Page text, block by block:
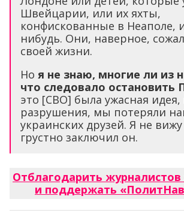
Швейцарии, или их яхты,
конфискованные в Неаполе,
нибудь. Они, наверное,
своей жизни.
Но я не знаю, многие ли из
что следовало остановить
это [СВО] была ужасная идея,
разрушения, мы потеряли
украинских друзей. Я не вижу
грустно заключил он.
Отблагодарить
и поддержать